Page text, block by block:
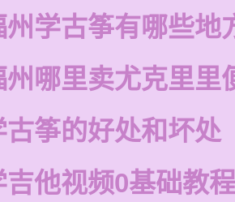
州学古筝有哪些地
州哪里卖尤克里里
古筝的好处和坏处
吉他视频0基础教